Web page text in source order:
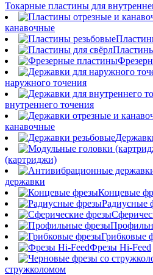
Токарные пластины для
канавочные
наружного точения
внутреннего точения
канавочные
(картриджи)
державки
Концевые
Радиусные
Грибковые
Фрезы Hi-Feed
стружколомом